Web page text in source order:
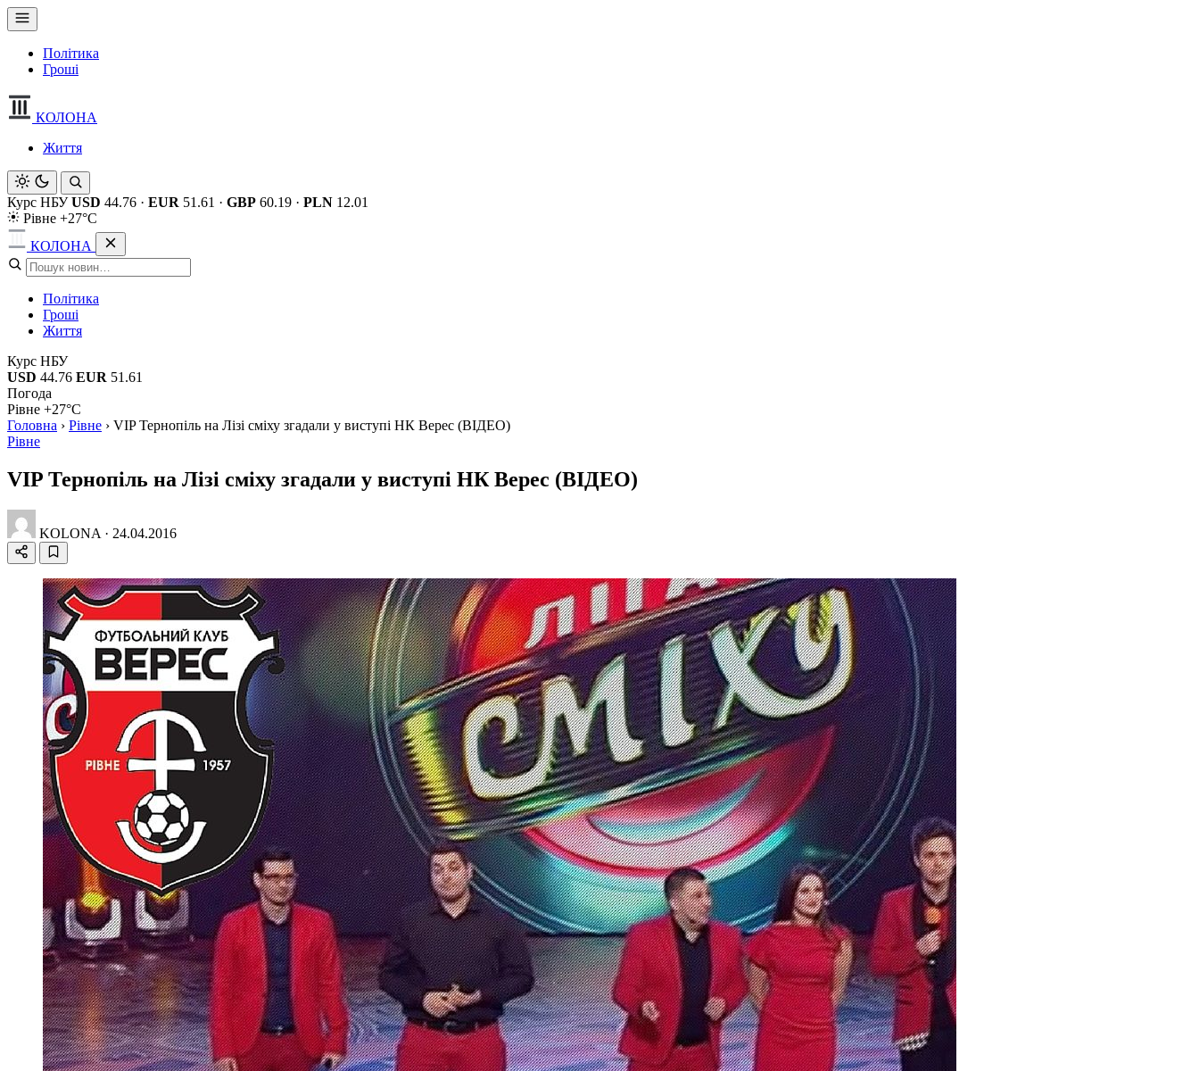
Політика
Гроші
КОЛОНА
Життя
Курс НБУ USD 44.76 · EUR 51.61 · GBP 60.19 · PLN 12.01
Рівне +27°C
КОЛОНА
Політика
Гроші
Життя
Курс НБУ
USD 44.76 EUR 51.61
Погода
Рівне +27°C
Головна › Рівне › VIP Тернопіль на Лізі сміху згадали у виступі НК Верес (ВІДЕО)
Рівне
VIP Тернопіль на Лізі сміху згадали у виступі НК Верес (ВІДЕО)
KOLONA · 24.04.2016